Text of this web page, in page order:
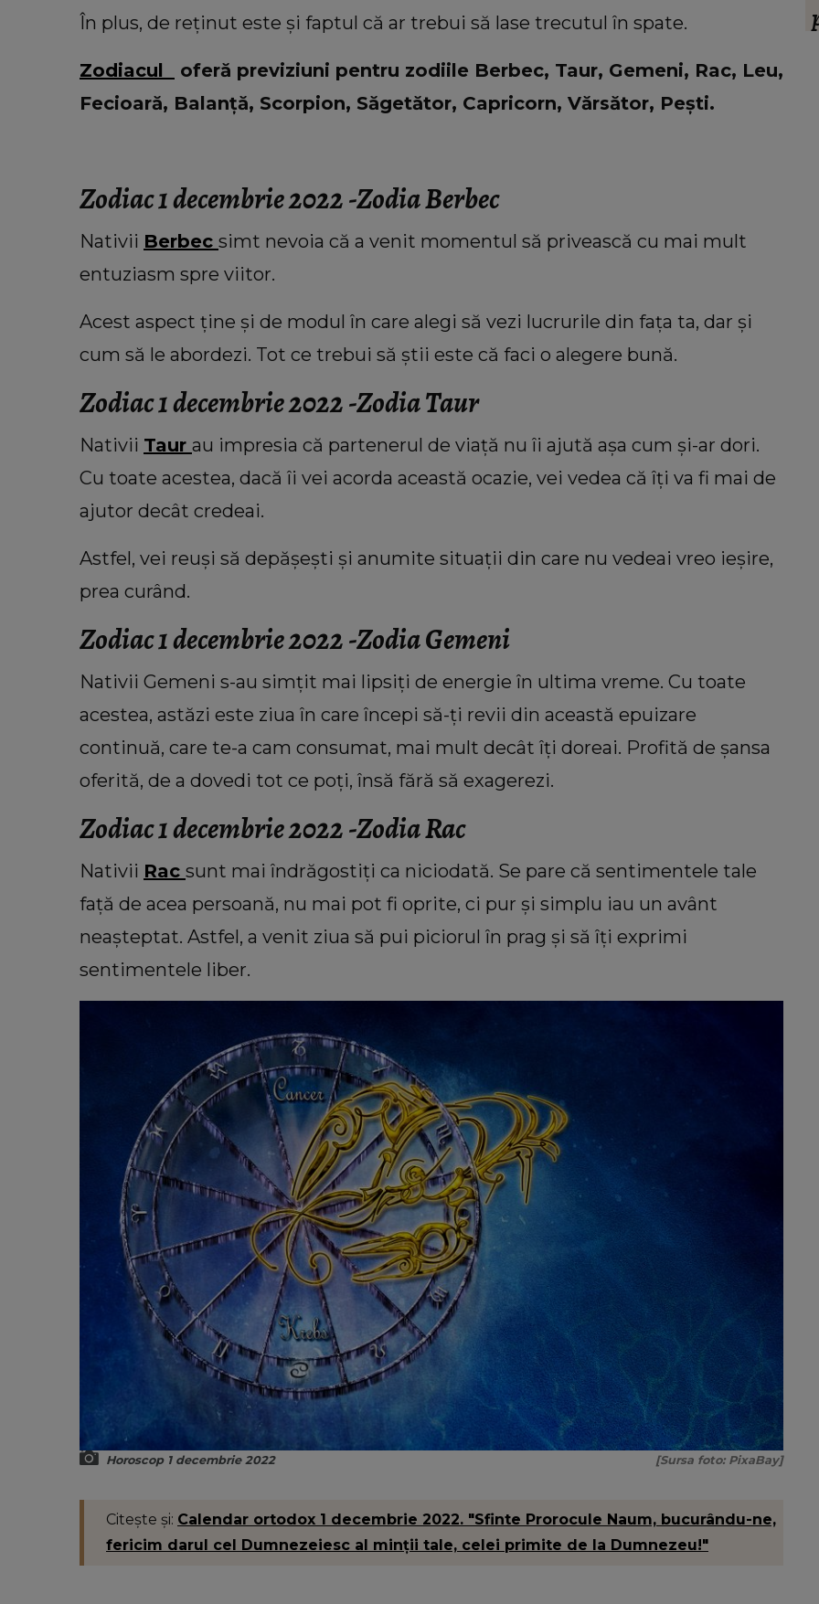
În plus, de reținut este și faptul că ar trebui să lase trecutul în spate.
Zodiacul
oferă previziuni pentru zodiile Berbec, Taur, Gemeni, Rac, Leu,
Fecioară, Balanță, Scorpion, Săgetător, Capricorn, Vărsător, Pești.
Zodiac 1 decembrie 2022 -Zodia Berbec
Nativii Berbec simt nevoia că a venit momentul să privească cu mai mult
entuziasm spre viitor.
Acest aspect ține și de modul în care alegi să vezi lucrurile din fața ta, dar și
cum să le abordezi. Tot ce trebui să știi este că faci o alegere bună.
Zodiac 1 decembrie 2022 -Zodia Taur
Nativii Taur au impresia că partenerul de viață nu îi ajută așa cum și-ar dori.
Cu toate acestea, dacă îi vei acorda această ocazie, vei vedea că îți va fi mai de
ajutor decât credeai.
Astfel, vei reuși să depășești și anumite situații din care nu vedeai vreo ieșire,
prea curând.
Zodiac 1 decembrie 2022 -Zodia Gemeni
Nativii Gemeni s-au simțit mai lipsiți de energie în ultima vreme. Cu toate
acestea, astăzi este ziua în care începi să-ți revii din această epuizare
continuă, care te-a cam consumat, mai mult decât îți doreai. Profită de șansa
oferită, de a dovedi tot ce poți, însă fără să exagerezi.
Zodiac 1 decembrie 2022 -Zodia Rac
Nativii Rac sunt mai îndrăgostiți ca niciodată. Se pare că sentimentele tale
față de acea persoană, nu mai pot fi oprite, ci pur și simplu iau un avânt
neașteptat. Astfel, a venit ziua să pui piciorul în prag și să îți exprimi
sentimentele liber.
Horoscop 1 decembrie 2022 [Sursa foto: PixaBay]
Citește și: Calendar ortodox 1 decembrie 2022. "Sfinte Prorocule Naum, bucurându-ne,
fericim darul cel Dumnezeiesc al minţii tale, celei primite de la Dum­nezeu!"
Viorel: „Abia mâine luăm pensia.”